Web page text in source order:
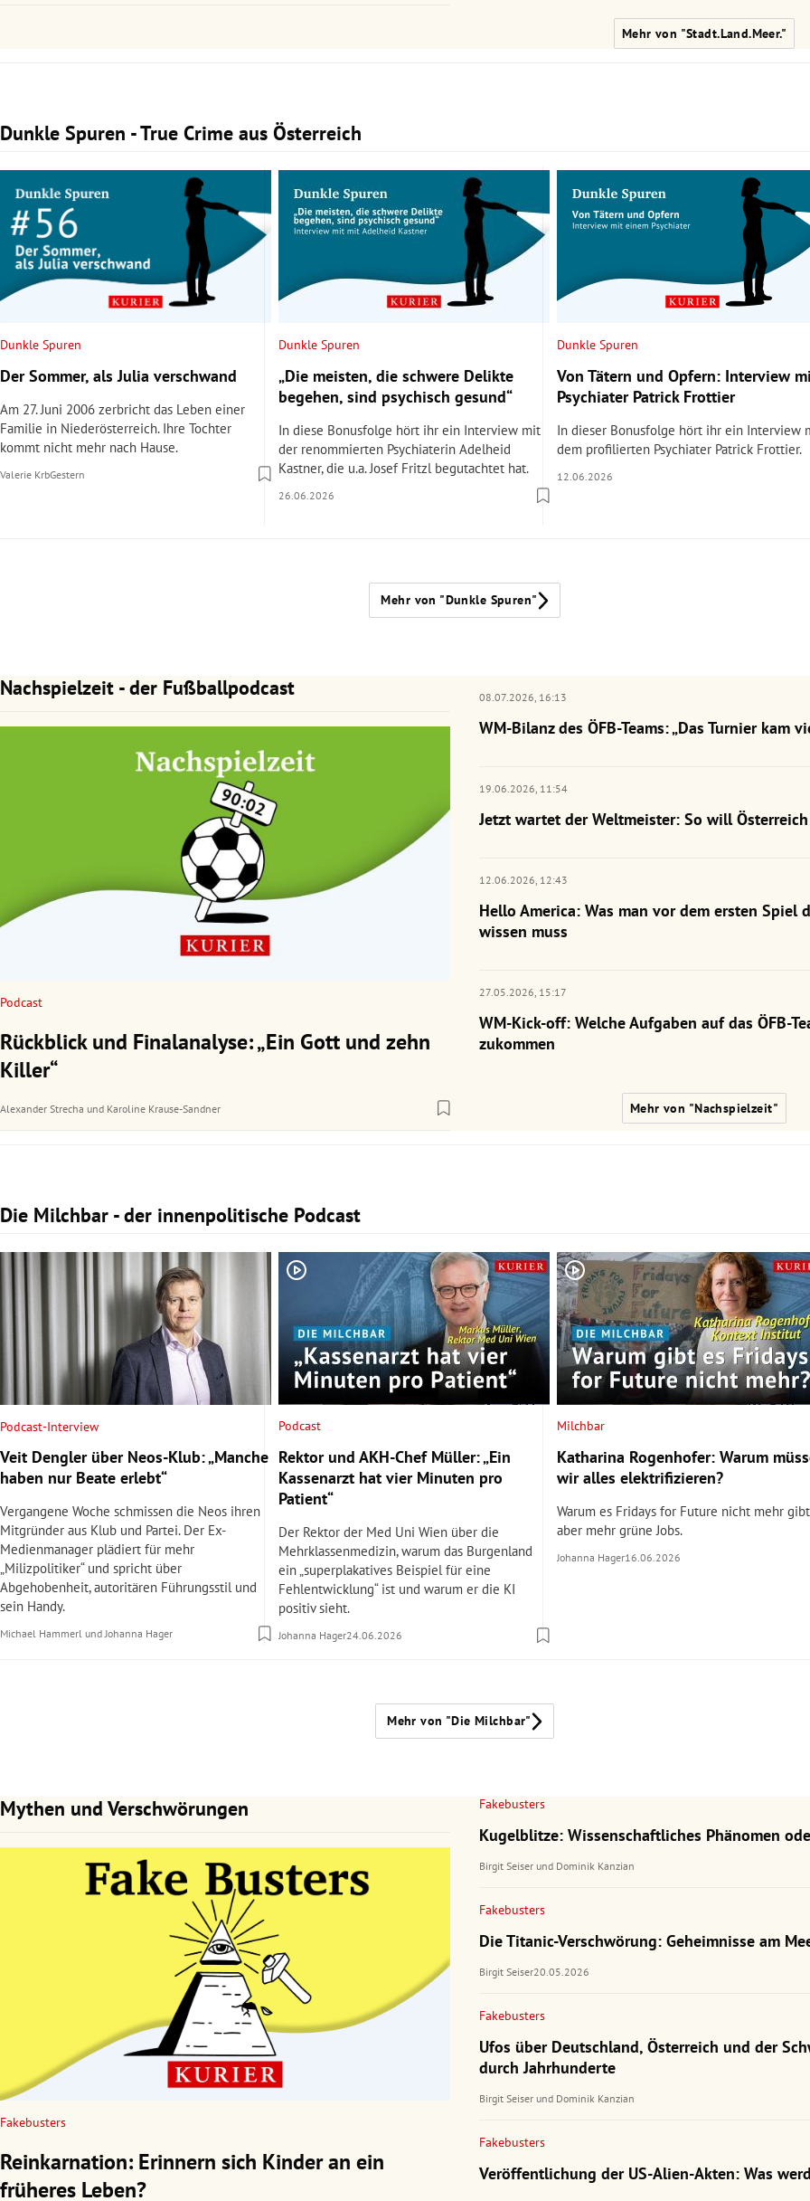
Mehr von "Stadt.Land.Meer."
Dunkle Spuren - True Crime aus Österreich
Slide 1 von 3
Dunkle Spuren
Der Sommer, als Julia verschwand
Am 27. Juni 2006 zerbricht das Leben einer
Familie in Niederösterreich. Ihre Tochter
kommt nicht mehr nach Hause.
Valerie KrbGestern
Dunkle Spuren
„Die meisten, die schwere Delikte
begehen, sind psychisch gesund“
In diese Bonusfolge hört ihr ein Interview mit
der renommierten Psychiaterin Adelheid
Kastner, die u.a. Josef Fritzl begutachtet hat.
26.06.2026
Dunkle Spuren
Von Tätern und Opfern: Interview
Psychiater Patrick Frottier
In dieser Bonusfolge hört ihr ein Interview
dem profilierten Psychiater Patrick Frottier.
12.06.2026
Mehr von "Dunkle Spuren"
Nachspielzeit - der Fußballpodcast
Podcast
Rückblick und Finalanalyse: „Ein Gott und zehn
Killer“
Alexander Strecha und Karoline Krause-Sandner
08.07.2026, 16:13
WM-Bilanz des ÖFB-Teams: „Das Turnier kam
19.06.2026, 11:54
Jetzt wartet der Weltmeister: So will
12.06.2026, 12:43
Hello America: Was man vor dem ersten Spiel
wissen muss
27.05.2026, 15:17
WM-Kick-off: Welche Aufgaben auf das ÖFB-
zukommen
Mehr von "Nachspielzeit"
Die Milchbar - der innenpolitische Podcast
Slide 1 von 3
Podcast-Interview
Veit Dengler über Neos-Klub: „Manche
haben nur Beate erlebt“
Vergangene Woche schmissen die Neos ihren
Mitgründer aus Klub und Partei. Der Ex-
Medienmanager plädiert für mehr
„Milizpolitiker“ und spricht über
Abgehobenheit, autoritären Führungsstil und
sein Handy.
Michael Hammerl undJohanna Hager
Podcast
Rektor und AKH-Chef Müller: „Ein
Kassenarzt hat vier Minuten pro
Patient“
Der Rektor der Med Uni Wien über die
Mehrklassenmedizin, warum das Burgenland
ein „superplakatives Beispiel für eine
Fehlentwicklung“ ist und warum er die KI
positiv sieht.
Johanna Hager24.06.2026
Milchbar
Katharina Rogenhofer: Warum
wir alles elektrifizieren?
Warum es Fridays for Future nicht mehr
aber mehr grüne Jobs.
Johanna Hager16.06.2026
Mehr von "Die Milchbar"
Mythen und Verschwörungen
Fakebusters
Reinkarnation: Erinnern sich Kinder an ein
früheres Leben?
Fakebusters
Kugelblitze: Wissenschaftliches Phänomen
Birgit Seiserund Dominik Kanzian
Fakebusters
Die Titanic-Verschwörung: Geheimnisse am
Birgit Seiser20.05.2026
Fakebusters
Ufos über Deutschland, Österreich und der
durch Jahrhunderte
Birgit Seiserund Dominik Kanzian
Fakebusters
Veröffentlichung der US-Alien-Akten: Was